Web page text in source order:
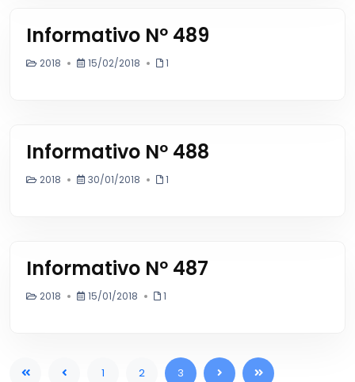
Informativo Nº 489
2018 15/02/2018 1
Informativo Nº 488
2018 30/01/2018 1
Informativo Nº 487
2018 15/01/2018 1
1 2 3